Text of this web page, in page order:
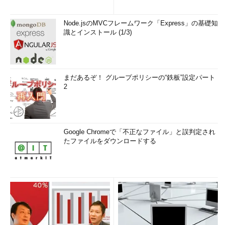
Node.jsのMVCフレームワーク「Express」の基礎知
識とインストール (1/3)
まだあるぞ！ グループポリシーの“鉄板”設定パート
2
Google Chromeで「不正なファイル」と誤判定され
たファイルをダウンロードする